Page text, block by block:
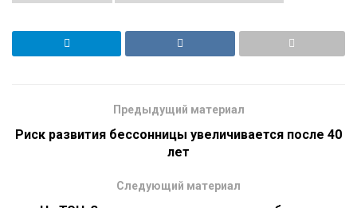
Предыдущий материал
Риск развития бессонницы увеличивается после 40
лет
Следующий материал